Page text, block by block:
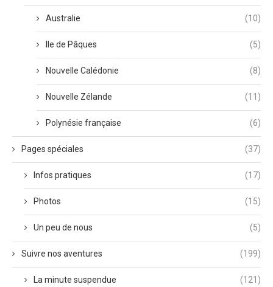
Australie (10)
Ile de Pâques (5)
Nouvelle Calédonie (8)
Nouvelle Zélande (11)
Polynésie française (6)
Pages spéciales (37)
Infos pratiques (17)
Photos (15)
Un peu de nous (5)
Suivre nos aventures (199)
La minute suspendue (121)